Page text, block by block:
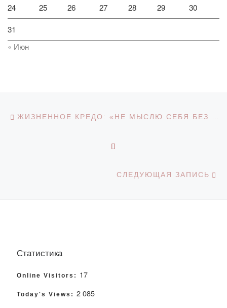
24 25 26 27 28 29 30
31
« Июн
Навигация по записям
СЛЕДУЮЩАЯ ЗАПИСЬ
Статистика
Online Visitors: 17
Today's Views: 2 085